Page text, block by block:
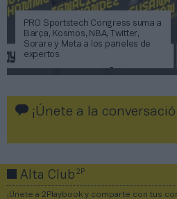
PRO Sportstech Congress suma a
Barça, Kosmos, NBA, Twitter,
Sorare y Meta a los paneles de
expertos
¡Únete a la
Alta Club2P
¡Únete a 2Playbook y comparte con tus